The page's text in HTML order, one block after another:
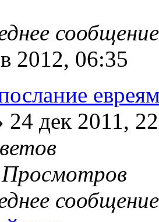
2012, 06:35
24 дек 2011,
Просмотров